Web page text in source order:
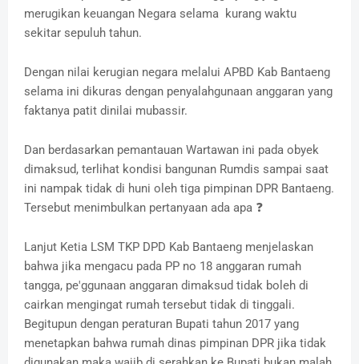
merugikan keuangan Negara selama kurang waktu
sekitar sepuluh tahun.
Dengan nilai kerugian negara melalui APBD Kab Bantaeng
selama ini dikuras dengan penyalahgunaan anggaran yang
faktanya patit dinilai mubassir.
Dan berdasarkan pemantauan Wartawan ini pada obyek
dimaksud, terlihat kondisi bangunan Rumdis sampai saat
ini nampak tidak di huni oleh tiga pimpinan DPR Bantaeng.
Tersebut menimbulkan pertanyaan ada apa ❓
Lanjut Ketia LSM TKP DPD Kab Bantaeng menjelaskan
bahwa jika mengacu pada PP no 18 anggaran rumah
tangga, pe'ggunaan anggaran dimaksud tidak boleh di
cairkan mengingat rumah tersebut tidak di tinggali.
Begitupun dengan peraturan Bupati tahun 2017 yang
menetapkan bahwa rumah dinas pimpinan DPR jika tidak